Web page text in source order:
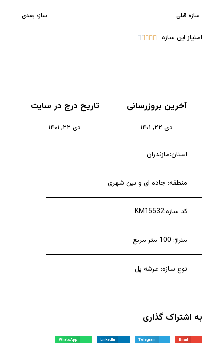
سازه قبلی سازه بعدی
امتیاز این سازه 




آخرین بروزرسانی
دی ۲۲, ۱۴۰۱
تاریخ درج در سایت
دی ۲۲, ۱۴۰۱
استان:مازندران
منطقه: جاده ای و بین شهری
کد سازه:KM15532
متراژ: 100 متر مربع
نوع سازه: عرشه پل
به اشتراک گذاری
Email
Telegram
LinkedIn
WhatsApp